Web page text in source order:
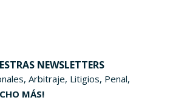
NEWSLETTERS
Arbitraje, Litigios, Penal,
MÁS!